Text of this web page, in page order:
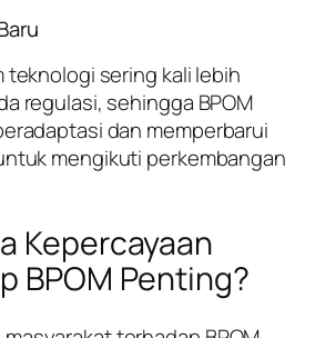
teknologi sering kali lebih
regulasi, sehingga BPOM
dan memperbarui
mengikuti perkembangan
Kepercayaan
BPOM Penting?